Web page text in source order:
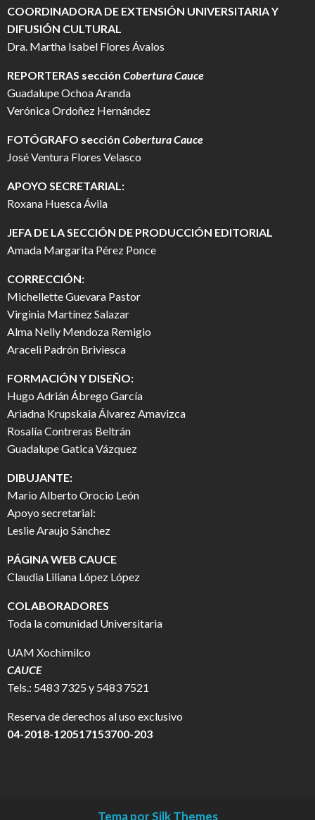
COORDINADORA DE EXTENSIÓN UNIVERSITARIA Y
DIFUSIÓN CULTURAL
Dra. Martha Isabel Flores Ávalos
REPORTERAS sección Cobertura Cauce
Guadalupe Ochoa Aranda
Verónica Ordoñez Hernández
FOTÓGRAFO sección Cobertura Cauce
José Ventura Flores Velasco
APOYO SECRETARIAL:
Roxana Huesca Ávila
JEFA DE LA SECCIÓN DE PRODUCCIÓN EDITORIAL
Amada Margarita Pérez Ponce
CORRECCIÓN:
Michellette Guevara Pastor
Virginia Martínez Salazar
Alma Nelly Mendoza Remigio
Araceli Padrón Briviesca
FORMACIÓN Y DISEÑO:
Hugo Adrián Ábrego García
Ariadna Krupskaia Álvarez Amavizca
Rosalía Contreras Beltrán
Guadalupe Gatica Vázquez
DIBUJANTE:
Mario Alberto Orocio León
Apoyo secretarial:
Leslie Araujo Sánchez
PÁGINA WEB CAUCE
Claudia Liliana López López
COLABORADORES
Toda la comunidad Universitaria
UAM Xochimilco
CAUCE
Tels.: 5483 7325 y 5483 7521
Reserva de derechos al uso exclusivo
04-2018-120517153700-203
Tema por Silk Themes